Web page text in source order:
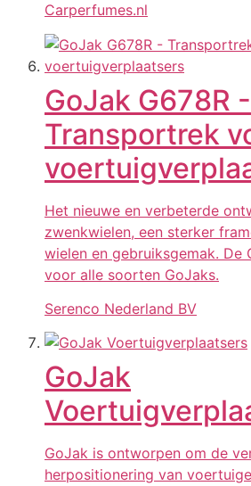
Carperfumes.nl
GoJak G678R -
Transportrek
Het nieuwe en verbeterde
zwenkwielen, een sterker
wielen en gebruiksgemak. De
voor alle soorten GoJaks.
Serenco Nederland BV
GoJak
GoJak is ontworpen om de
herpositionering van